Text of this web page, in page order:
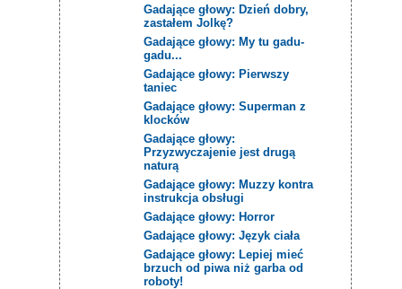
Gadające głowy: Dzień dobry,
zastałem Jolkę?
Gadające głowy: My tu gadu-
gadu...
Gadające głowy: Pierwszy
taniec
Gadające głowy: Superman z
klocków
Gadające głowy:
Przyzwyczajenie jest drugą
naturą
Gadające głowy: Muzzy kontra
instrukcja obsługi
Gadające głowy: Horror
Gadające głowy: Język ciała
Gadające głowy: Lepiej mieć
brzuch od piwa niż garba od
roboty!